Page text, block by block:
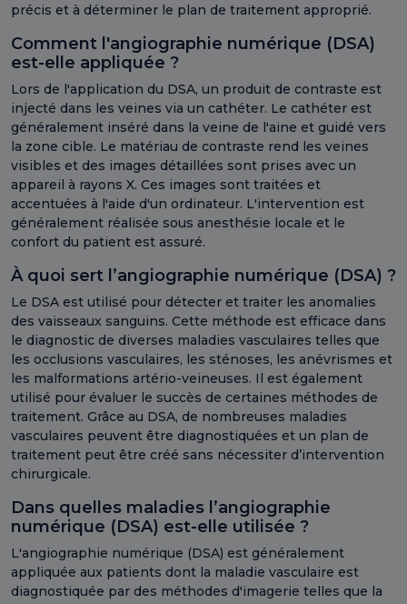
précis et à déterminer le plan de traitement approprié.
Comment l'angiographie numérique (DSA)
est-elle appliquée ?
Lors de l'application du DSA, un produit de contraste est
injecté dans les veines via un cathéter. Le cathéter est
généralement inséré dans la veine de l'aine et guidé vers
la zone cible. Le matériau de contraste rend les veines
visibles et des images détaillées sont prises avec un
appareil à rayons X. Ces images sont traitées et
accentuées à l'aide d'un ordinateur. L'intervention est
généralement réalisée sous anesthésie locale et le
confort du patient est assuré.
À quoi sert l’angiographie numérique (DSA) ?
Le DSA est utilisé pour détecter et traiter les anomalies
des vaisseaux sanguins. Cette méthode est efficace dans
le diagnostic de diverses maladies vasculaires telles que
les occlusions vasculaires, les sténoses, les anévrismes et
les malformations artério-veineuses. Il est également
utilisé pour évaluer le succès de certaines méthodes de
traitement. Grâce au DSA, de nombreuses maladies
vasculaires peuvent être diagnostiquées et un plan de
traitement peut être créé sans nécessiter d’intervention
chirurgicale.
Dans quelles maladies l’angiographie
numérique (DSA) est-elle utilisée ?
L'angiographie numérique (DSA) est généralement
appliquée aux patients dont la maladie vasculaire est
diagnostiquée par des méthodes d'imagerie telles que la